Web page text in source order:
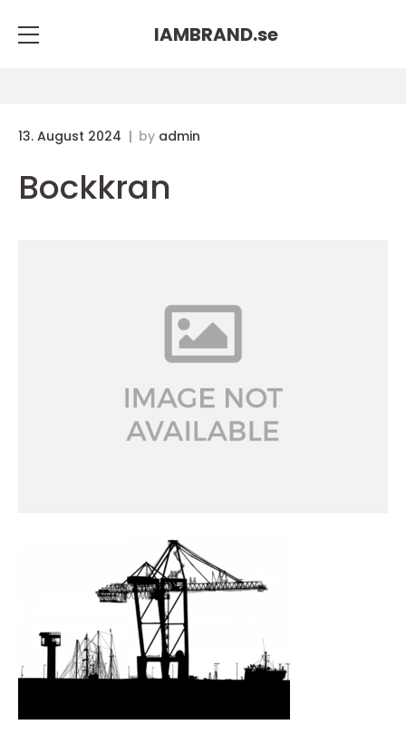
IAMBRAND.se
13. August 2024 by admin
Bockkran